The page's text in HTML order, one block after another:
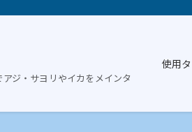
ジ・サヨリやイカをメインタ
使用